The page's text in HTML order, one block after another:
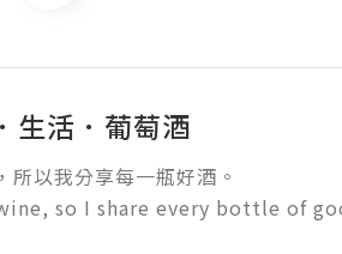
生活．葡萄酒
所以我分享每一瓶好酒。
so I share every bottle of